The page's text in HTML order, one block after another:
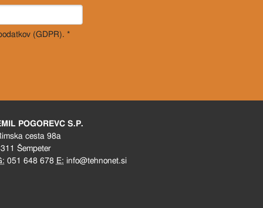
(GDPR). *
POGOREVC S.P.
cesta 98a
Šempeter
051 648 678 E: info@tehnonet.si